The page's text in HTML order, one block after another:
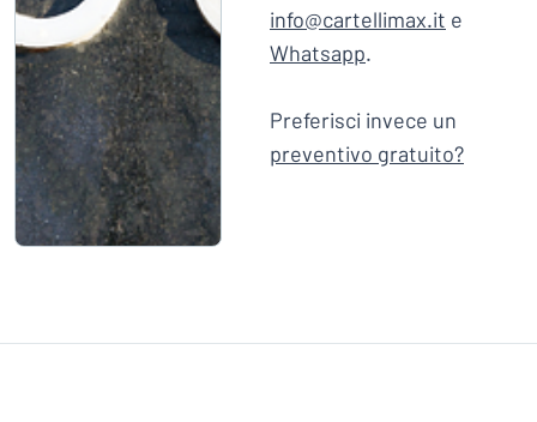
info@cartellimax.it e
Whatsapp.
Preferisci invece un
preventivo gratuito?